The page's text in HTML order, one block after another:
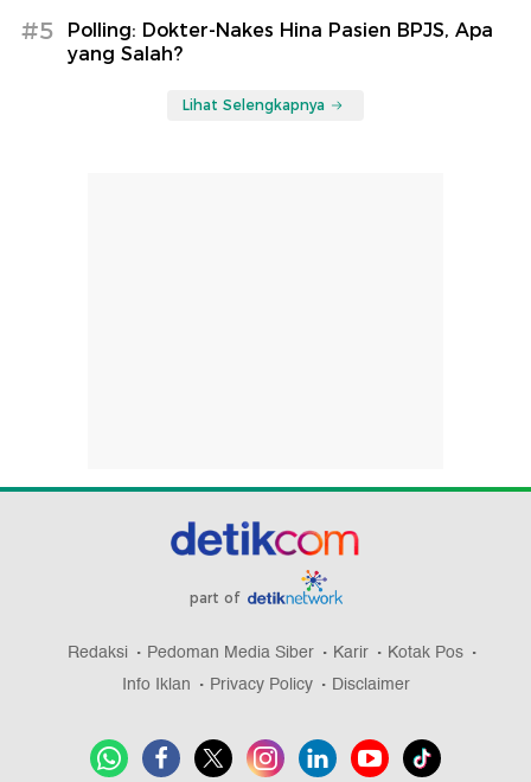
#5
Polling: Dokter-Nakes Hina Pasien BPJS, Apa
yang Salah?
Lihat Selengkapnya
part of
Redaksi Pedoman Media Siber Karir
Kotak Pos
Info Iklan
Privacy Policy Disclaimer